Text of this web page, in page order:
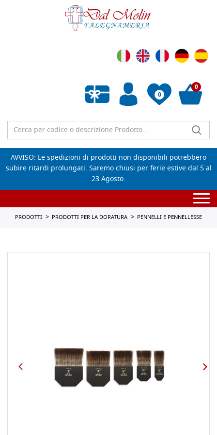
0
Wishlist vuota
0
AVVISO: Le spedizioni di prodotti non disponibili potrebbero
subire ritardi prolungati. Saremo chiusi per ferie estive dal 5 al
23 Agosto.
PRODOTTI PRODOTTI PER LA DORATURA PENNELLI E PENNELLESSE